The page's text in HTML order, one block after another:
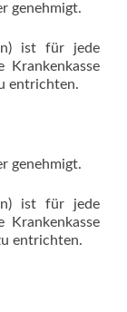
genehmigt.
ist für jede
Krankenkasse
entrichten.
genehmigt.
ist für jede
Krankenkasse
entrichten.